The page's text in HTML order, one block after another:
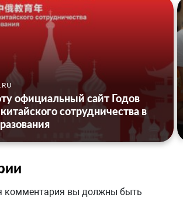
официальный сайт Годов
сотрудничества в
комментария вы должны быть